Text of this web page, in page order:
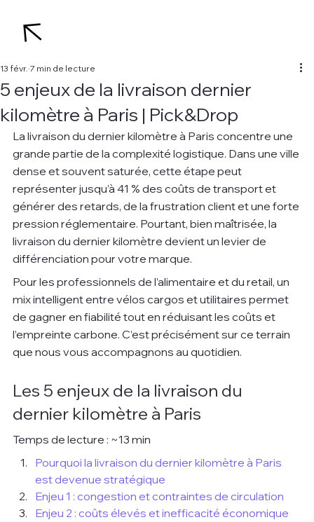
5 enjeux de la livraison dernier
kilomètre à Paris | Pick&Drop
13 févr. 7 min de lecture
La livraison du dernier kilomètre à Paris concentre une
grande partie de la complexité logistique. Dans une ville
dense et souvent saturée, cette étape peut
représenter jusqu’à 41 % des coûts de transport et
générer des retards, de la frustration client et une forte
pression réglementaire. Pourtant, bien maîtrisée, la
livraison du dernier kilomètre devient un levier de
différenciation pour votre marque.
Pour les professionnels de l’alimentaire et du retail, un
mix intelligent entre vélos cargos et utilitaires permet
de gagner en fiabilité tout en réduisant les coûts et
l’empreinte carbone. C’est précisément sur ce terrain
que nous vous accompagnons au quotidien.
Les 5 enjeux de la livraison du
dernier kilomètre à Paris
Temps de lecture : ~13 min
Pourquoi la livraison du dernier kilomètre à Paris
est devenue stratégique
Enjeu 1 : congestion et contraintes de circulation
Enjeu 2 : coûts élevés et inefficacité économique